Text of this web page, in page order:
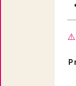
⚠️